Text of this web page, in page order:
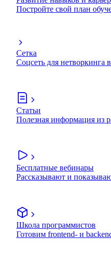
Постройте свой план
Сетка
Соцсеть для нетворкинга
Статьи
Полезная информация из
Бесплатные вебинары
Рассказывают и
Школа программистов
Готовим frontend- и